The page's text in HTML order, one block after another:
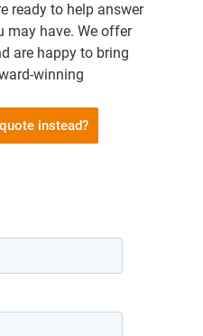
ready to help answer
may have. We offer
are happy to bring
winning
instead?